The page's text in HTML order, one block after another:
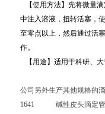
【使用方法】先将微量
中注入溶液， 扭转活塞，
至零点以上，然后通过活
作。
【用途】适用于科研、
公司另外生产其他规格的
1641 碱性皮头滴定